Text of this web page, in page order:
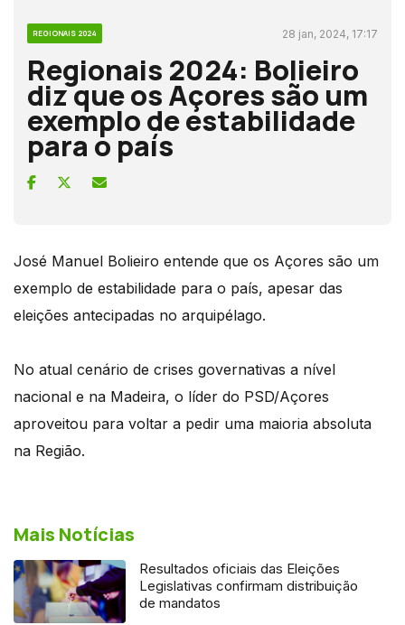
REGIONAIS 2024 28 jan, 2024, 17:17
Regionais 2024: Bolieiro
diz que os Açores são um
exemplo de estabilidade
para o país
José Manuel Bolieiro entende que os Açores são um
exemplo de estabilidade para o país, apesar das
eleições antecipadas no arquipélago.
No atual cenário de crises governativas a nível
nacional e na Madeira, o líder do PSD/Açores
aproveitou para voltar a pedir uma maioria absoluta
na Região.
Mais Notícias
Resultados oficiais das Eleições
Legislativas confirmam distribuição
de mandatos